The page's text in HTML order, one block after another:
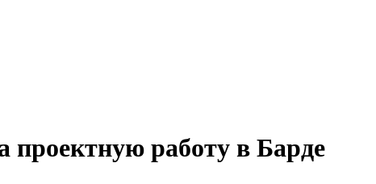
проектную работу в Барде